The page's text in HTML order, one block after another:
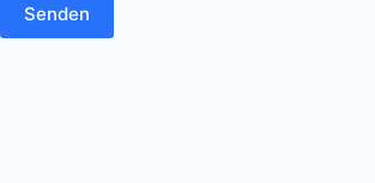
Senden